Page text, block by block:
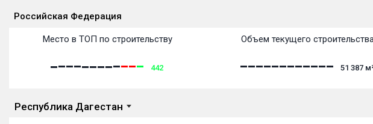
Российская Федерация
Место в ТОП по строительству
442
Объем текущего строительства
51 387
Республика Дагестан